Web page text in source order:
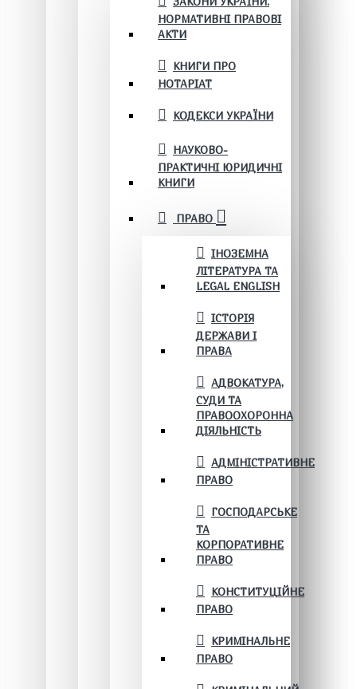
НОРМАТИВНІ ПРАВОВІ
АКТИ
КНИГИ ПРО
НОТАРІАТ
КОДЕКСИ УКРАЇНИ
НАУКОВО-
ПРАКТИЧНІ ЮРИДИЧНІ
КНИГИ
ПРАВО
ІНОЗЕМНА
ЛІТЕРАТУРА ТА
LEGAL ENGLISH
ІСТОРІЯ
ДЕРЖАВИ І
ПРАВА
АДВОКАТУРА,
СУДИ ТА
ПРАВООХОРОННА
ДІЯЛЬНІСТЬ
АДМІНІСТРАТИВНЕ
ПРАВО
ГОСПОДАРСЬКЕ
ТА
КОРПОРАТИВНЕ
ПРАВО
КОНСТИТУЦІЙНЕ
ПРАВО
КРИМІНАЛЬНЕ
ПРАВО